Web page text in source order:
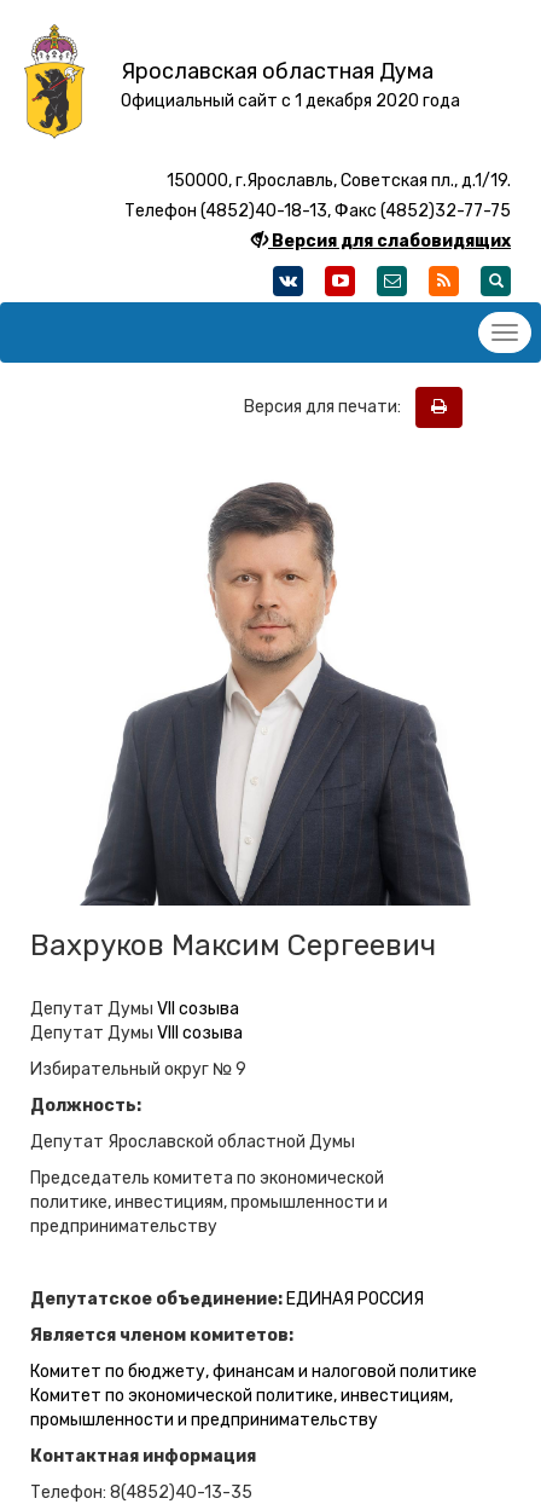
Ярославская областная Дума
Официальный сайт с 1 декабря 2020 года
150000, г.Ярославль, Советская пл., д.1/19.
Телефон (4852)40-18-13, Факс (4852)32-77-75
Версия для слабовидящих
Версия для печати:
Вахруков Максим Сергеевич
Депутат Думы VII созыва
Депутат Думы VIII созыва
Избирательный округ № 9
Должность:
Депутат Ярославской областной Думы
Председатель комитета по экономической
политике,инвестициям, промышленности и
предпринимательству
Депутатское объединение: ЕДИНАЯ РОССИЯ
Является членом комитетов:
Комитет по бюджету, финансам и налоговой политике
Комитет по экономической политике, инвестициям,
промышленности и предпринимательству
Контактная информация
Телефон: 8(4852)40-13-35